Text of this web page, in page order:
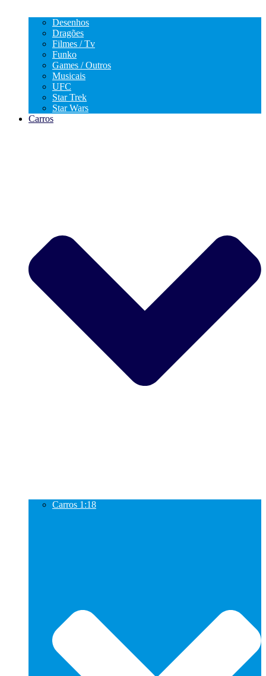
Desenhos
Dragões
Filmes / Tv
Funko
Games / Outros
Musicais
UFC
Star Trek
Star Wars
Carros
Carros 1:18